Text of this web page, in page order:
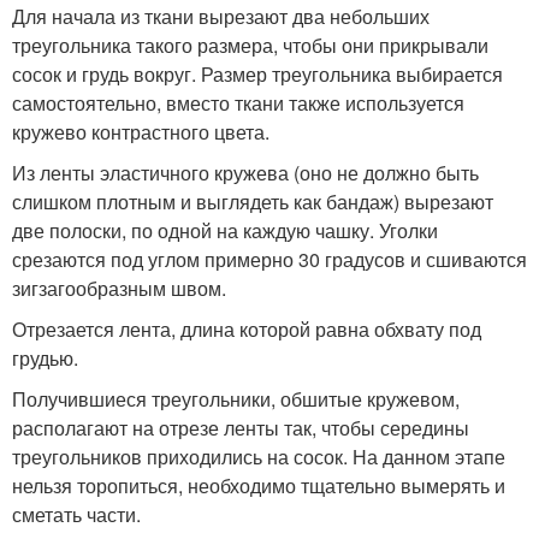
Для начала из ткани вырезают два небольших
треугольника такого размера, чтобы они прикрывали
сосок и грудь вокруг. Размер треугольника выбирается
самостоятельно, вместо ткани также используется
кружево контрастного цвета.
Из ленты эластичного кружева (оно не должно быть
слишком плотным и выглядеть как бандаж) вырезают
две полоски, по одной на каждую чашку. Уголки
срезаются под углом примерно 30 градусов и сшиваются
зигзагообразным швом.
Отрезается лента, длина которой равна обхвату под
грудью.
Получившиеся треугольники, обшитые кружевом,
располагают на отрезе ленты так, чтобы середины
треугольников приходились на сосок. На данном этапе
нельзя торопиться, необходимо тщательно вымерять и
сметать части.